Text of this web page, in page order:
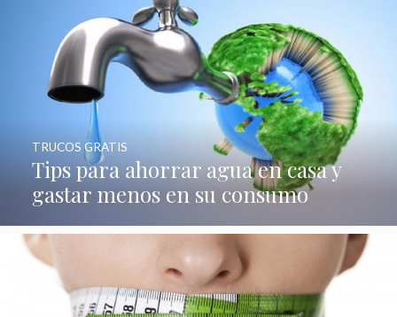
Tips para ahorrar agua en casa y
gastar menos en su consumo
TRUCOS GRATIS